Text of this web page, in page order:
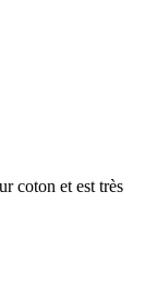
coton et est très